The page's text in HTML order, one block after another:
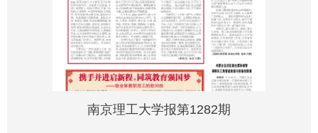
南京理工大学报第1282期